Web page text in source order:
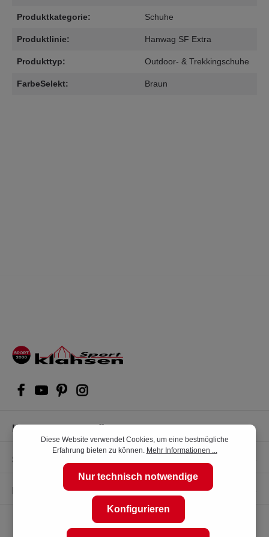
Produktkategorie: Schuhe
Produktlinie: Hanwag SF Extra
Produkttyp: Outdoor- & Trekkingschuhe
FarbeSelekt: Braun
Kompetente Kaufberatung
Shop Service
Informationen
Diese Website verwendet Cookies, um eine bestmögliche
Erfahrung bieten zu können. Mehr Informationen ...
Nur technisch notwendige
Konfigurieren